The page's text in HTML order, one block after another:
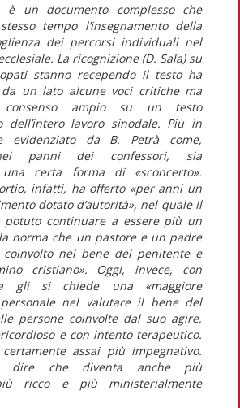
è un documento complesso che
tempo l’insegnamento della
dei percorsi individuali nel
La ricognizione (D. Sala) su
stanno recependo il testo ha
un lato alcune voci critiche ma
consenso ampio su un testo
dell’intero lavoro sinodale. Più in
evidenziato da B. Petrà come,
panni dei confessori, sia
una certa forma di «sconcerto».
infatti, ha offerto «per anni un
dotato d’autorità», nel quale il
potuto continuare a essere più un
norma che un pastore e un padre
coinvolto nel bene del penitente e
cristiano». Oggi, invece, con
gli si chiede una «maggiore
nel valutare il bene del
persone coinvolte dal suo agire,
e con intento terapeutico.
assai più impegnativo.
dire che diventa anche più
ricco e più ministerialmente